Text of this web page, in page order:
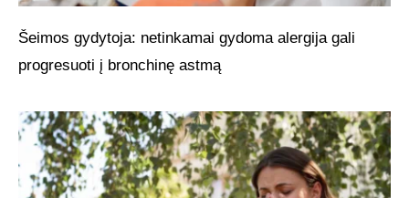
Šeimos gydytoja: netinkamai gydoma alergija gali
progresuoti į bronchinę astmą